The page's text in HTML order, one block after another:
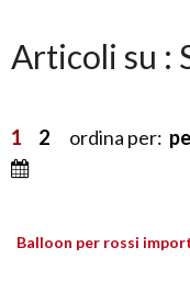
Articoli su :
1 2 ordina per:
Balloon per rossi